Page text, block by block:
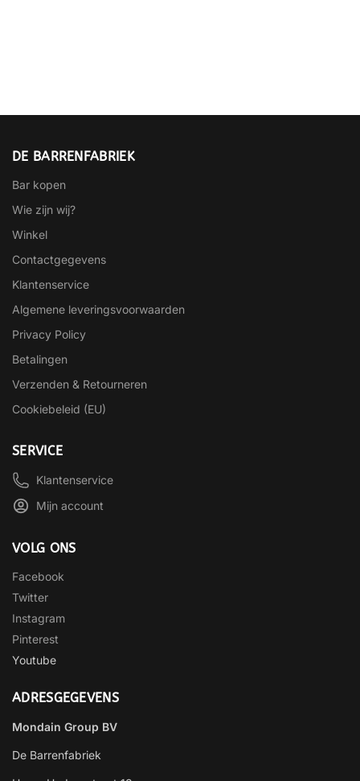
DE BARRENFABRIEK
Bar kopen
Wie zijn wij?
Winkel
Contactgegevens
Klantenservice
Algemene leveringsvoorwaarden
Privacy Policy
Betalingen
Verzenden & Retourneren
Cookiebeleid (EU)
SERVICE
Klantenservice
Mijn account
VOLG ONS
Facebook
Twitter
Instagram
Pinterest
Youtube
ADRESGEGEVENS
Mondain Group BV
De Barrenfabriek